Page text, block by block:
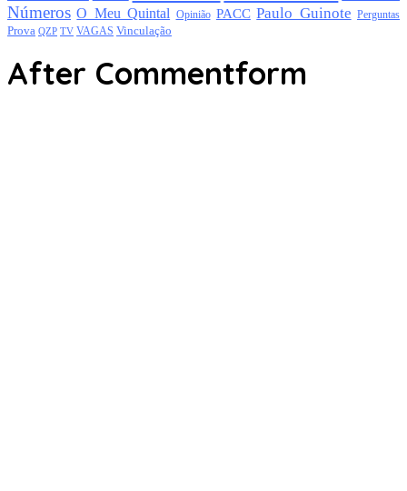
Números O Meu Quintal Opinião PACC Paulo Guinote Perguntas
Prova QZP TV VAGAS Vinculação
After Commentform